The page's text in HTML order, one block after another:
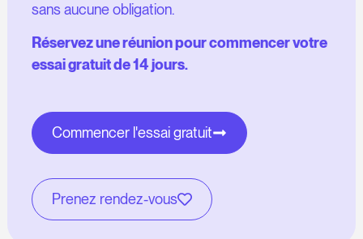
sans aucune obligation.
Réservez une réunion pour commencer votre
essai gratuit de 14 jours.
Commencer l'essai gratuit
Prenez rendez-vous